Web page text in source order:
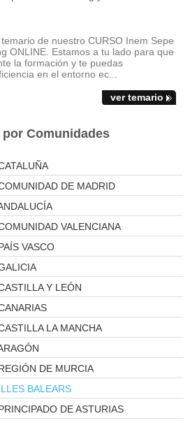
de nuestro CURSO Inem Sepe
ONLINE. Estamos a tu lado para que
la formación y te puedas
en el entorno ec...
ver temario
por Comunidades
DE MADRID
VALENCIANA
VASCO
Y LEÓN
LA MANCHA
DE MURCIA
BALEARS
DE ASTURIAS